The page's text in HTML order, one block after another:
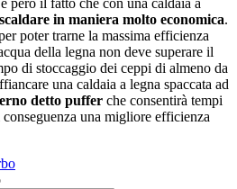
in maniera molto economica.
poter trarne la massima efficienza
della legna non deve superare il
di stoccaggio dei ceppi di almeno da
una caldaia a legna spaccata ad
detto puffer che consentirà tempi
una migliore efficienza